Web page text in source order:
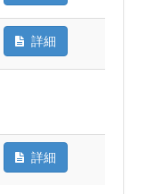
詳細
詳細